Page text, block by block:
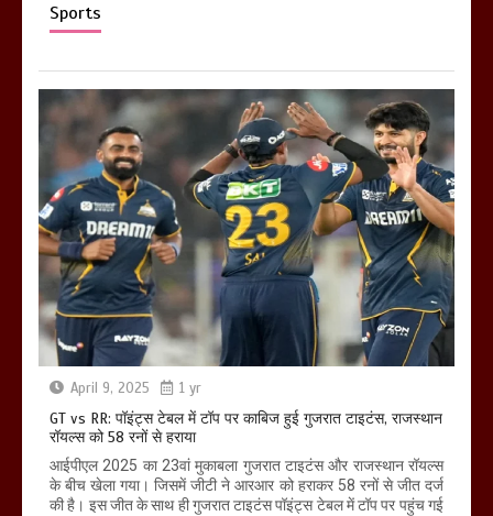
Sports
April 9, 2025 1 yr
GT vs RR: पॉइंट्स टेबल में टॉप पर काबिज हुई गुजरात टाइटंस, राजस्थान
रॉयल्स को 58 रनों से हराया
आईपीएल 2025 का 23वां मुकाबला गुजरात टाइटंस और राजस्थान रॉयल्स
के बीच खेला गया। जिसमें जीटी ने आरआर को हराकर 58 रनों से जीत दर्ज
की है। इस जीत के साथ ही गुजरात टाइटंस पॉइंट्स टेबल में टॉप पर पहुंच गई